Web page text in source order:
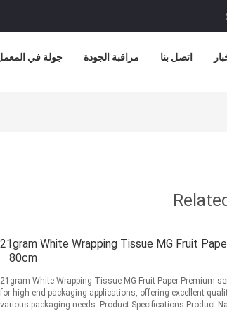
جولة في مراقبة الجودة اتصل بنا
21gram White Wrapping Tissue MG Fruit Paper For Protect Fruite 70 cm
80cm
21gram White Wrapping Tissue MG Fruit Paper Premium semi-transparent tissue paper designed
for high-end packaging applications, offering excellent
various packaging needs. Product Specifications Product